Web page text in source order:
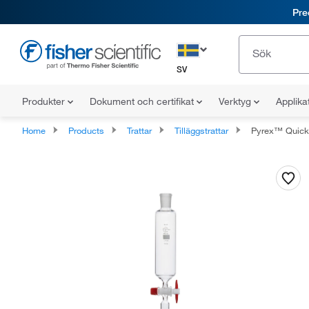
SV
Produkter Dokument och certifikat Verktyg
Home Products Trattar Tilläggstrattar Pyrex™